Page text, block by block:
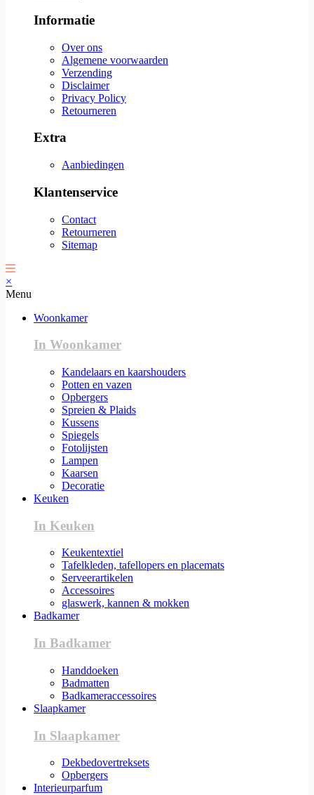
Informatie
Over ons
Algemene voorwaarden
Verzending
Disclaimer
Privacy Policy
Retourneren
Extra
Aanbiedingen
Klantenservice
Contact
Retourneren
Sitemap
×
Menu
Woonkamer
In Woonkamer
Kandelaars en kaarshouders
Potten en vazen
Opbergers
Spreien & Plaids
Kussens
Spiegels
Fotolijsten
Lampen
Kaarsen
Decoratie
Keuken
In Keuken
Keukentextiel
Tafelkleden, tafellopers en placemats
Serveerartikelen
Accessoires
glaswerk, kannen & mokken
Badkamer
In Badkamer
Handdoeken
Badmatten
Badkameraccessoires
Slaapkamer
In Slaapkamer
Dekbedovertreksets
Opbergers
Interieurparfum